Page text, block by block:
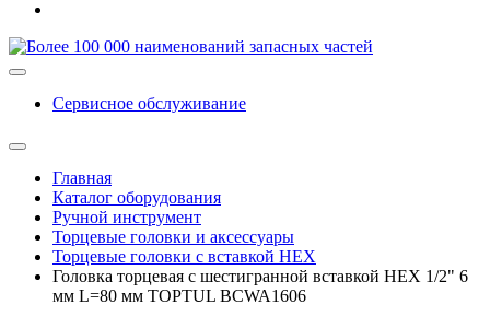
Сервисное обслуживание
Главная
Каталог оборудования
Ручной инструмент
Торцевые головки и аксессуары
Торцевые головки с вставкой HEX
Головка торцевая с шестигранной вставкой HEX 1/2" 6
мм L=80 мм TOPTUL BCWA1606